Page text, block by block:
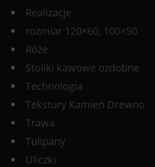
Realizacje
rozmiar 120×60, 100×50
Róże
Stoliki kawowe ozdobne
Technologia
Tekstury Kamień Drewno
Trawa
Tulipany
Uliczki